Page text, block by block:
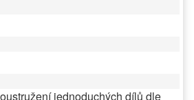
jednoduchých dílů dle